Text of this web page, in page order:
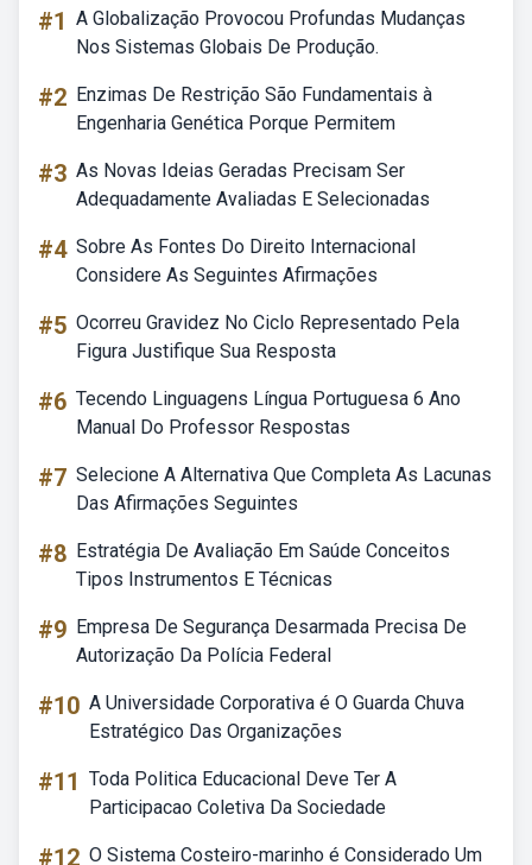
#1 A Globalização Provocou Profundas Mudanças
Nos Sistemas Globais De Produção.
#2 Enzimas De Restrição São Fundamentais à
Engenharia Genética Porque Permitem
#3 As Novas Ideias Geradas Precisam Ser
Adequadamente Avaliadas E Selecionadas
#4 Sobre As Fontes Do Direito Internacional
Considere As Seguintes Afirmações
#5 Ocorreu Gravidez No Ciclo Representado Pela
Figura Justifique Sua Resposta
#6 Tecendo Linguagens Língua Portuguesa 6 Ano
Manual Do Professor Respostas
#7 Selecione A Alternativa Que Completa As Lacunas
Das Afirmações Seguintes
#8 Estratégia De Avaliação Em Saúde Conceitos
Tipos Instrumentos E Técnicas
#9 Empresa De Segurança Desarmada Precisa De
Autorização Da Polícia Federal
#10 A Universidade Corporativa é O Guarda Chuva
Estratégico Das Organizações
#11 Toda Politica Educacional Deve Ter A
Participacao Coletiva Da Sociedade
#12 O Sistema Costeiro-marinho é Considerado Um